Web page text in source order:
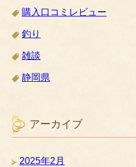
購入口コミレビュー
釣り
雑談
静岡県
アーカイブ
2025年2月